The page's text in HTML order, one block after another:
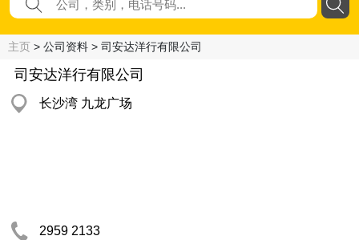
主页 > 公司资料 > 司安达洋行有限公司
司安达洋行有限公司
长沙湾 九龙广场
2959 2133